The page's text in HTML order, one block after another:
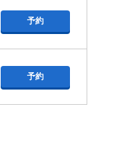
予約
予約